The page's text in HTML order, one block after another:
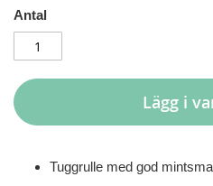
Antal
Lägg i
Tuggrulle med god